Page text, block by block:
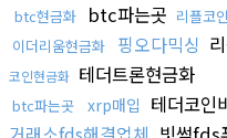
btc현금화 btc파는곳 리플코
이더리움현금화
핑오다믹싱
코인현금화 테더트론현금화
btc파는곳 xrp매입 테더코인